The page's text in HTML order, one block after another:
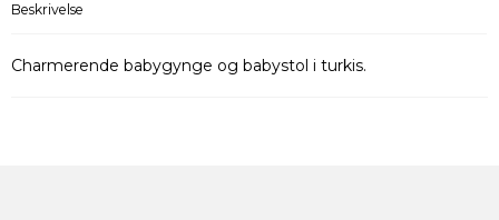
Beskrivelse
Charmerende babygynge og babystol i turkis.